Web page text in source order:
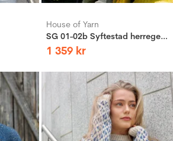
House of Yarn
SG 01-02b Syftestad herregenser
1 359 kr